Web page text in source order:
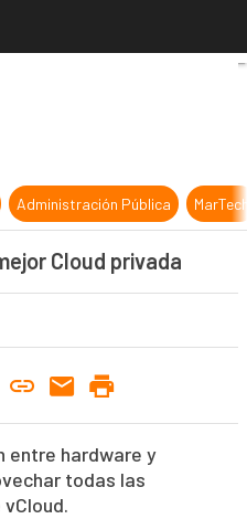
premiada como mejor
Administración Pública
Cloud privada
entre hardware y
todas las